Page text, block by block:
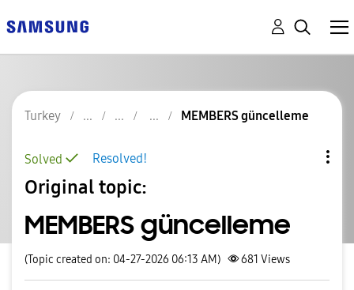
Turkey MEMBERS güncelleme
Resolved!
Solved
Original topic:
MEMBERS güncelleme
(Topic created on: 04-27-2026 06:13 AM) 681 Views